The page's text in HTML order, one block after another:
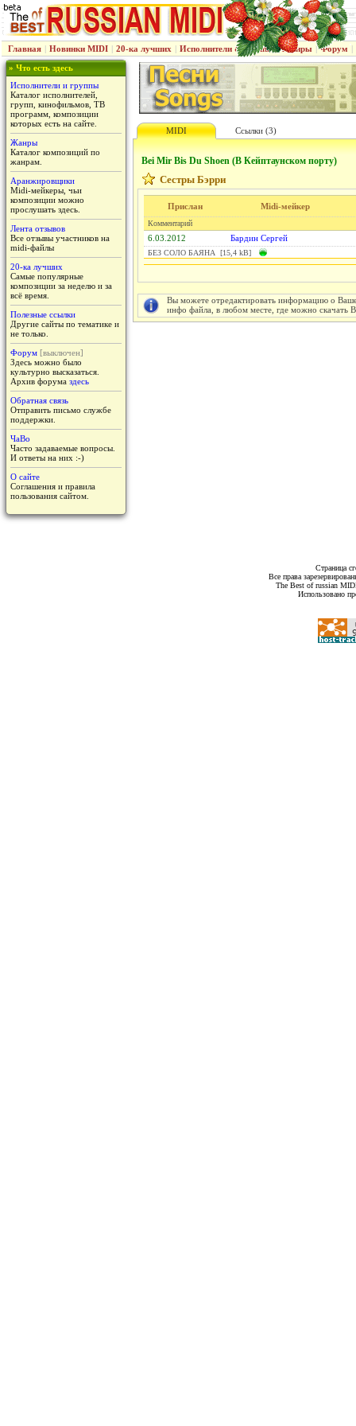
Главная | Новинки MIDI | 20-ка лучших | Исполнители & группы | Жанры | Форум |
» Что есть здесь
Исполнители и группы
Каталог исполнителей,
групп, кинофильмов, ТВ
программ, композиции
которых есть на сайте.
Жанры
Каталог композиций по
жанрам.
Аранжировщики
Midi-мейкеры, чьи
композиции можно
прослушать здесь.
Лента отзывов
Все отзывы участников на
midi-файлы
20-ка лучших
Самые популярные
композиции за неделю и за
всё время.
Полезные ссылки
Другие сайты по тематике и
не только.
Форум [выключен]
Здесь можно было
культурно высказаться.
Архив форума здесь
Обратная связь
Отправить письмо службе
поддержки.
ЧаВо
Часто задаваемые вопросы.
И ответы на них :-)
О сайте
Соглашения и правила
пользования сайтом.
MIDI Ссылки (3)
Bei Mir Bis Du Shoen (В Кейптаунском порту)
Сестры Бэрри
Прислан Midi-мейкер
Комментарий
6.03.2012 Бардин Сергей
БЕЗ СОЛО БАЯНА [15,4 kB]
Вы можете отредактировать информацию о
инфо файла, в любом месте, где можно скачать
Страница
Все права
The Best of russian
Использовано